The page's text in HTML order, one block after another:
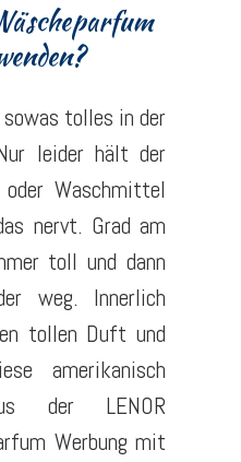
tolles in der
leider hält der
Waschmittel
nervt. Grad am
toll und dann
weg. Innerlich
tollen Duft und
amerikanisch
der LENOR
Werbung mit